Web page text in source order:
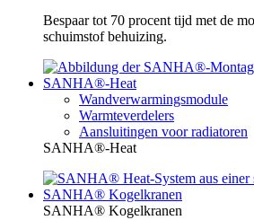
Bespaar tot 70 procent tijd met de
schuimstof behuizing.
SANHA®-Heat
Wandverwarmingsmodule
Warmteverdelers
Aansluitingen voor radiatoren
SANHA®-Heat
SANHA® Kogelkranen
SANHA® Kogelkranen